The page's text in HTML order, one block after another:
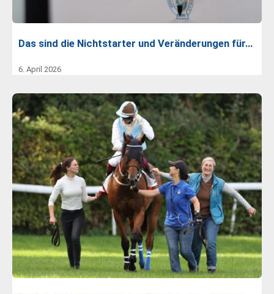
Das sind die Nichtstarter und Veränderungen für…
6. April 2026